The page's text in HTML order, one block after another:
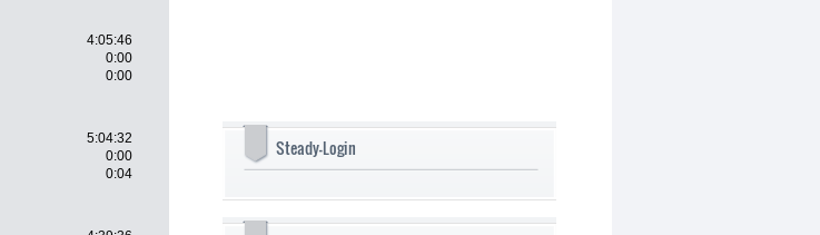
4:05:46
0:00
0:00
5:04:32
0:00
0:04
Steady-Login